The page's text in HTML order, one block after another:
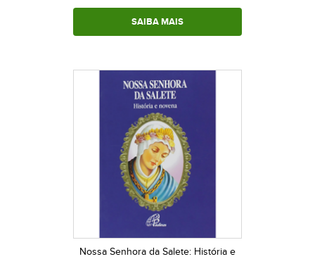
SAIBA MAIS
Nossa Senhora da Salete: História e